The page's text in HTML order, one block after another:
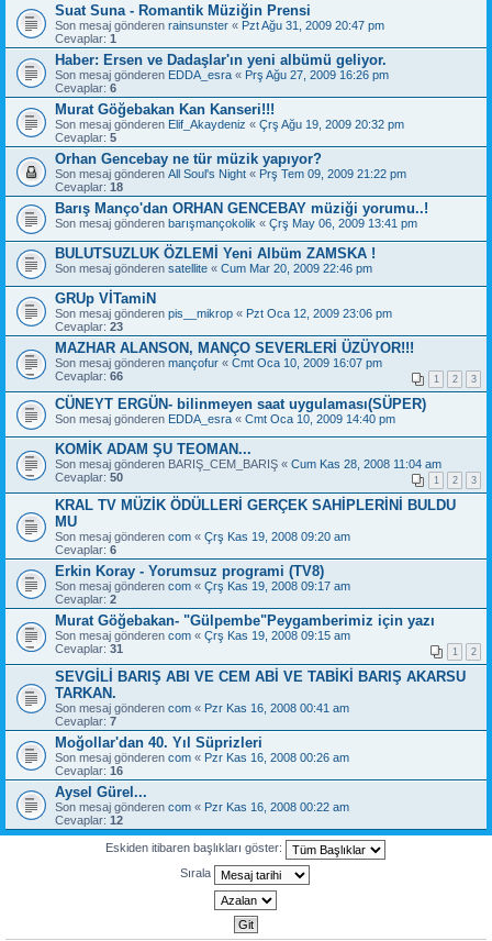
Suat Suna - Romantik Müziğin Prensi
Son mesaj gönderen rainsunster « Pzt Ağu 31, 2009 20:47 pm
Cevaplar: 1
Haber: Ersen ve Dadaşlar'ın yeni albümü geliyor.
Son mesaj gönderen EDDA_esra « Prş Ağu 27, 2009 16:26 pm
Cevaplar: 6
Murat Göğebakan Kan Kanseri!!!
Son mesaj gönderen Elif_Akaydeniz « Çrş Ağu 19, 2009 20:32 pm
Cevaplar: 5
Orhan Gencebay ne tür müzik yapıyor?
Son mesaj gönderen All Soul's Night « Prş Tem 09, 2009 21:22 pm
Cevaplar: 18
Barış Manço'dan ORHAN GENCEBAY müziği yorumu..!
Son mesaj gönderen barışmançokolik « Çrş May 06, 2009 13:41 pm
BULUTSUZLUK ÖZLEMİ Yeni Albüm ZAMSKA !
Son mesaj gönderen satellite « Cum Mar 20, 2009 22:46 pm
GRUp VİTamiN
Son mesaj gönderen pis__mikrop « Pzt Oca 12, 2009 23:06 pm
Cevaplar: 23
MAZHAR ALANSON, MANÇO SEVERLERİ ÜZÜYOR!!!
Son mesaj gönderen mançofur « Cmt Oca 10, 2009 16:07 pm
Cevaplar: 66 1 2 3
CÜNEYT ERGÜN- bilinmeyen saat uygulaması(SÜPER)
Son mesaj gönderen EDDA_esra « Cmt Oca 10, 2009 14:40 pm
KOMİK ADAM ŞU TEOMAN...
Son mesaj gönderen BARIŞ_CEM_BARIŞ « Cum Kas 28, 2008 11:04 am
Cevaplar: 50 1 2 3
KRAL TV MÜZİK ÖDÜLLERİ GERÇEK SAHİPLERİNİ BULDU
MU
Son mesaj gönderen com « Çrş Kas 19, 2008 09:20 am
Cevaplar: 6
Erkin Koray - Yorumsuz programi (TV8)
Son mesaj gönderen com « Çrş Kas 19, 2008 09:17 am
Cevaplar: 2
Murat Göğebakan- "Gülpembe"Peygamberimiz için yazı
Son mesaj gönderen com « Çrş Kas 19, 2008 09:15 am
Cevaplar: 31 1 2
SEVGİLİ BARIŞ ABI VE CEM ABİ VE TABİKİ BARIŞ AKARSU
TARKAN.
Son mesaj gönderen com « Pzr Kas 16, 2008 00:41 am
Cevaplar: 7
Moğollar'dan 40. Yıl Süprizleri
Son mesaj gönderen com « Pzr Kas 16, 2008 00:26 am
Cevaplar: 16
Aysel Gürel...
Son mesaj gönderen com « Pzr Kas 16, 2008 00:22 am
Cevaplar: 12
Eskiden itibaren başlıkları göster:
Sırala